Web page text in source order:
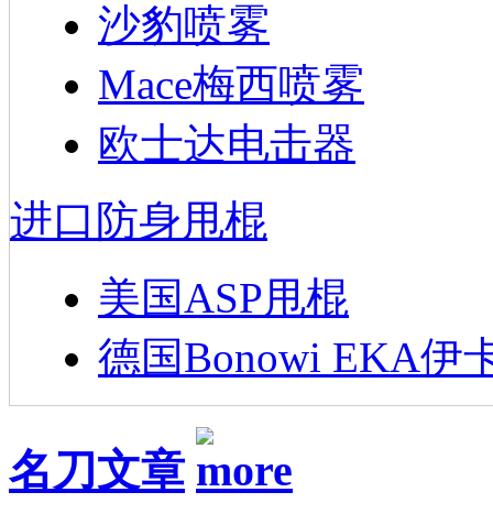
沙豹喷雾
Mace梅西喷雾
欧士达电击器
进口防身甩棍
美国ASP甩棍
德国Bonowi EKA伊
名刀文章